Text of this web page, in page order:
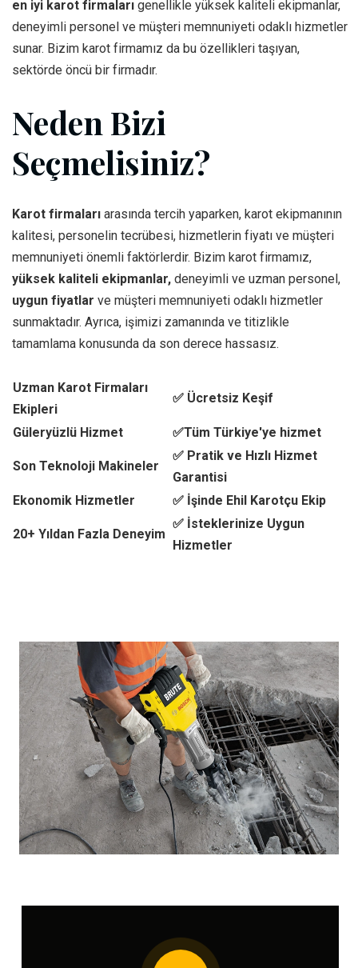
en iyi karot firmaları genellikle yüksek kaliteli ekipmanlar,
deneyimli personel ve müşteri memnuniyeti odaklı hizmetler
sunar. Bizim karot firmamız da bu özellikleri taşıyan,
sektörde öncü bir firmadır.
Neden Bizi
Seçmelisiniz?
Karot firmaları arasında tercih yaparken, karot ekipmanının
kalitesi, personelin tecrübesi, hizmetlerin fiyatı ve müşteri
memnuniyeti önemli faktörlerdir. Bizim karot firmamız,
yüksek kaliteli ekipmanlar, deneyimli ve uzman personel,
uygun fiyatlar ve müşteri memnuniyeti odaklı hizmetler
sunmaktadır. Ayrıca, işimizi zamanında ve titizlikle
tamamlama konusunda da son derece hassasız.
Uzman Karot Firmaları
Ekipleri
✅ Ücretsiz Keşif
Güleryüzlü Hizmet ✅Tüm Türkiye'ye hizmet
Son Teknoloji Makineler
✅ Pratik ve Hızlı Hizmet
Garantisi
Ekonomik Hizmetler
✅ İşinde Ehil Karotçu Ekip
20+ Yıldan Fazla Deneyim
✅ İsteklerinize Uygun
Hizmetler